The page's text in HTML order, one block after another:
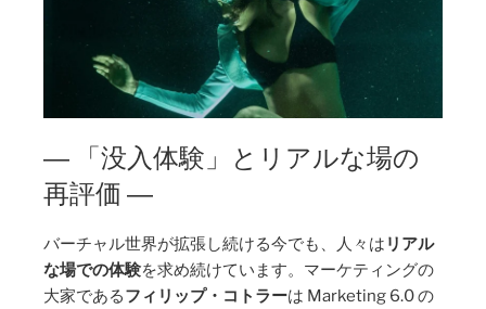
― 「没入体験」とリアルな場の
再評価 ―
バーチャル世界が拡張し続ける今でも、人々は リアル
な場での体験を求め続けています。マーケティングの
大家であるフィリップ・コトラーは Marketing 6.0 の